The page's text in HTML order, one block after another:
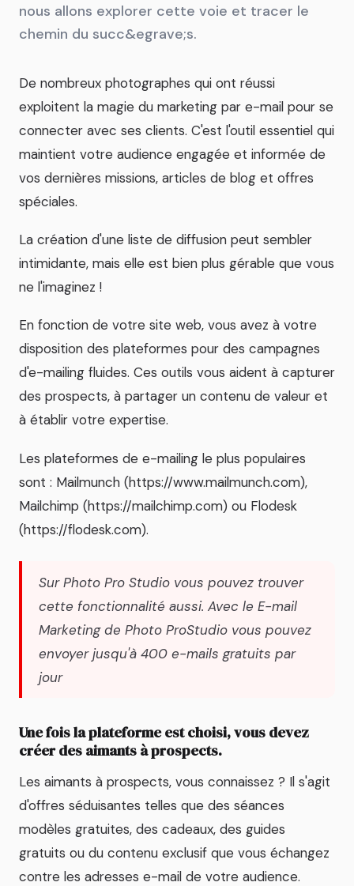
nous allons explorer cette voie et tracer le
chemin du succ&egrave;s.
De nombreux photographes qui ont réussi
exploitent la magie du marketing par e-mail pour se
connecter avec ses clients. C'est l'outil essentiel qui
maintient votre audience engagée et informée de
vos dernières missions, articles de blog et offres
spéciales.
La création d'une liste de diffusion peut sembler
intimidante, mais elle est bien plus gérable que vous
ne l'imaginez !
En fonction de votre site web, vous avez à votre
disposition des plateformes pour des campagnes
d'e-mailing fluides. Ces outils vous aident à capturer
des prospects, à partager un contenu de valeur et
à établir votre expertise.
Les plateformes de e-mailing le plus populaires
sont : Mailmunch (https://www.mailmunch.com),
Mailchimp (https://mailchimp.com) ou Flodesk
(https://flodesk.com).
Sur Photo Pro Studio vous pouvez trouver
cette fonctionnalité aussi. Avec le E-mail
Marketing de Photo ProStudio vous pouvez
envoyer jusqu'à 400 e-mails gratuits par
jour
Une fois la plateforme est choisi, vous devez
créer des aimants à prospects.
Les aimants à prospects, vous connaissez ? Il s'agit
d'offres séduisantes telles que des séances
modèles gratuites, des cadeaux, des guides
gratuits ou du contenu exclusif que vous échangez
contre les adresses e-mail de votre audience.